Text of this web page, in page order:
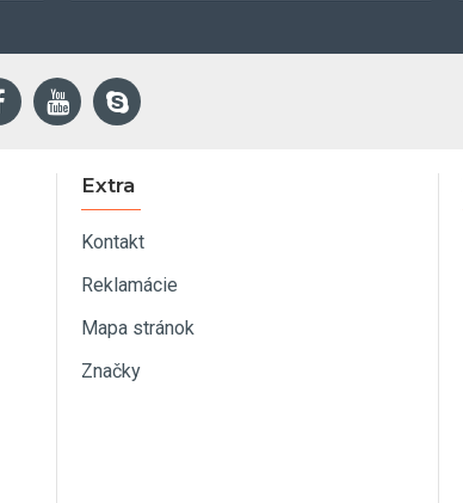
Extra
Kontakt
Reklamácie
Mapa stránok
Značky